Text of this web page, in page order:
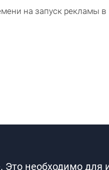
на запуск рекламы в
Это необходимо для